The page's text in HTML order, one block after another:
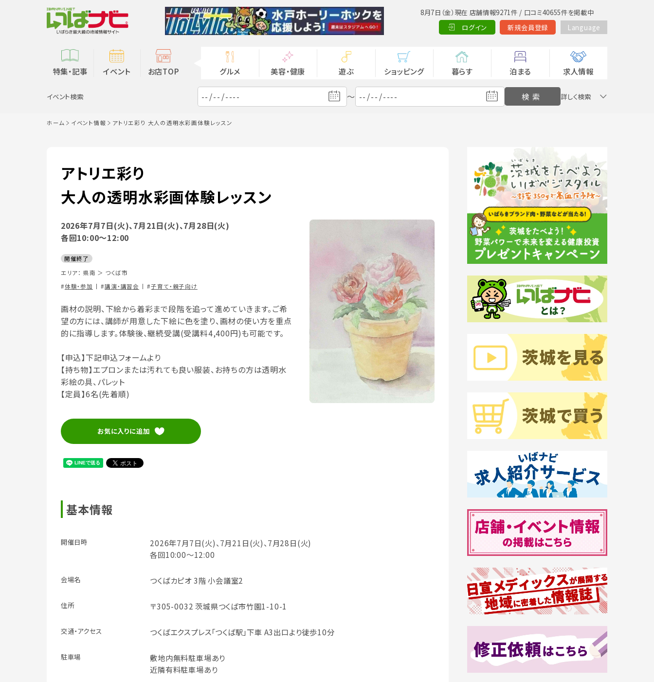
8月7日（金）現在 店舗情報9271件 / 口コミ40655件を掲載中
ログイン
新規会員登録 Language
特集・記事 イベント お店TOP グルメ 美容・健康 遊ぶ ショッピング 暮らす 泊まる 求人情報
イベント検索 ～ 詳しく検索
ホーム イベント情報 アトリエ彩り 大人の透明水彩画体験レッスン
アトリエ彩り
大人の透明水彩画体験レッスン
2026年7月7日(火)、7月21日(火)、7月28日(火)
各回10:00～12:00
開催終了
エリア： 県南 ＞ つくば市
体験・参加
講演・講習会 子育て・親子向け
画材の説明、下絵から着彩まで段階を追って進めていきます。ご希
望の方には、講師が用意した下絵に色を塗り、画材の使い方を重点
的に指導します。体験後、継続受講(受講料4,400円)も可能です。
【申込】下記申込フォームより
【持ち物】エプロンまたは汚れても良い服装、お持ちの方は透明水
彩絵の具、パレット
【定員】6名(先着順)
お気に入りに追加
基本情報
開催日時
2026年7月7日(火)、7月21日(火)、7月28日(火)
各回10:00～12:00
会場名 つくばカピオ 3階 小会議室2
住所 〒305-0032 茨城県つくば市竹園1-10-1
交通・アクセス つくばエクスプレス「つくば駅」下車 A3出口より徒歩10分
駐車場
敷地内無料駐車場あり
近隣有料駐車場あり